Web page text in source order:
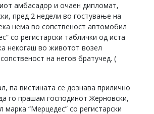
амбасадор и очаен дипломат,
пред 2 недели во гостување на
нема во сопственост автомобил
со регистарски таблички од иста
некогаш во животот возел
на негов братучед. (
па вистината се дознава прилично
го прашам господинот Жерновски,
“Мерцедес” со регистарски